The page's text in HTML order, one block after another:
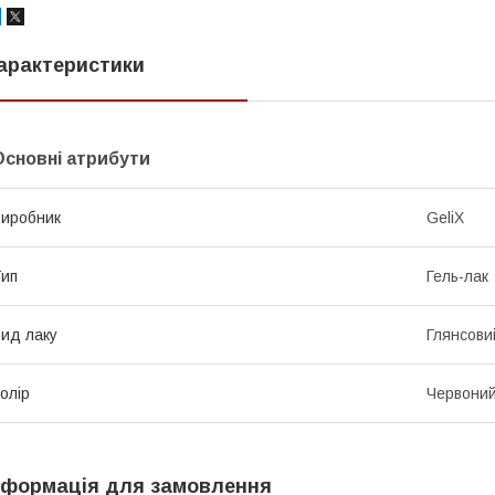
атрибути
GeliX
Гель-лак
лаку
для замовлення